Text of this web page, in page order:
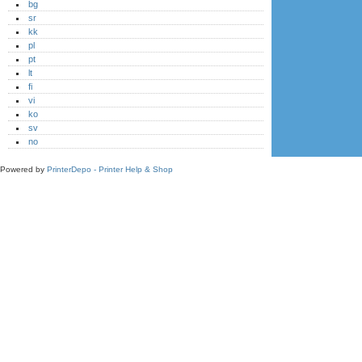
bg
sr
kk
pl
pt
lt
fi
vi
ko
sv
no
Powered by PrinterDepo - Printer Help & Shop